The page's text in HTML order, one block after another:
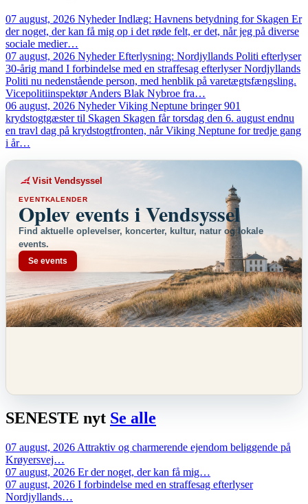
07 august, 2026 Nyheder Indlæg: Havnens betydning for Skagen Er
der noget, der kan få mig op i det røde felt, er det, når jeg på diverse
sociale medier…
07 august, 2026 Nyheder Efterlysning: Nordjyllands Politi efterlyser
30-årig mand I forbindelse med en straffesag efterlyser Nordjyllands
Politi nu nedenstående person, med henblik på varetægtsfængsling.
Vicepolitiinspektør Anders Blak Nybroe fra…
06 august, 2026 Nyheder Viking Neptune bringer 901
krydstogtgæster til Skagen Skagen får torsdag den 6. august endnu
en travl dag på krydstogtfronten, når Viking Neptune for tredje gang
i år…
Visit Vendsyssel
EVENTKALENDER
Oplev events i Vendsyssel
Find aktuelle oplevelser, koncerter, kultur, natur og lokale
events.
Se events
SENESTE nyt Se alle
07 august, 2026 Attraktiv og charmerende ejendom beliggende på
Krøyersvej…
07 august, 2026 Er der noget, der kan få mig…
07 august, 2026 I forbindelse med en straffesag efterlyser
Nordjyllands…